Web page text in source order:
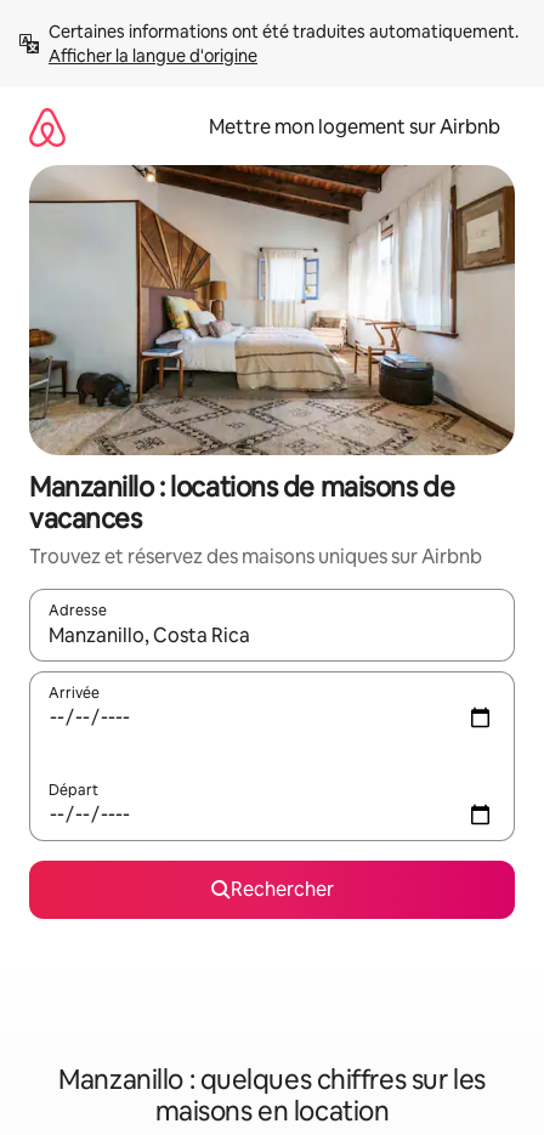
directement
Afficher la langue d'origine
Mettre mon logement sur Airbnb
Manzanillo : locations de maisons de
vacances
Trouvez et réservez des maisons uniques sur Airbnb
Adresse
Lorsque les résultats s'affichent, utilisez les flèches vers le
Arrivée
Départ
Rechercher
Manzanillo : quelques chiffres sur les
maisons en location